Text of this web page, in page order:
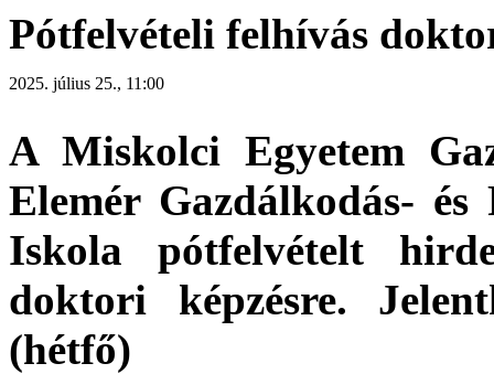
Pótfelvételi felhívás
2025. július 25., 11:00
A Miskolci Egyetem
Elemér Gazdálkodás-
Iskola pótfelvételt
doktori képzésre.
(hétfő)